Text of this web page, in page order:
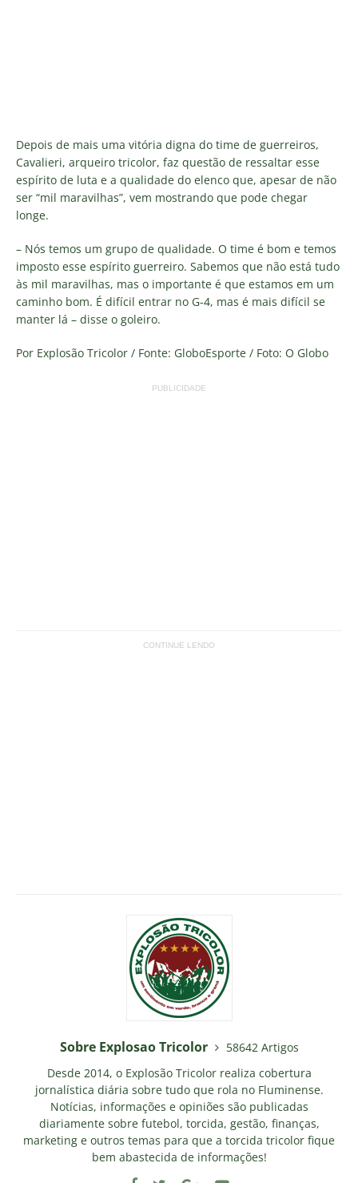
Depois de mais uma vitória digna do time de guerreiros,
Cavalieri, arqueiro tricolor, faz questão de ressaltar esse
espírito de luta e a qualidade do elenco que, apesar de não
ser “mil maravilhas”, vem mostrando que pode chegar
longe.
– Nós temos um grupo de qualidade. O time é bom e temos
imposto esse espírito guerreiro. Sabemos que não está tudo
às mil maravilhas, mas o importante é que estamos em um
caminho bom. É difícil entrar no G-4, mas é mais difícil se
manter lá – disse o goleiro.
Por Explosão Tricolor / Fonte: GloboEsporte / Foto: O Globo
PUBLICIDADE
CONTINUE LENDO
Sobre Explosao Tricolor
58642 Artigos
Desde 2014, o Explosão Tricolor realiza cobertura
jornalística diária sobre tudo que rola no Fluminense.
Notícias, informações e opiniões são publicadas
diariamente sobre futebol, torcida, gestão, finanças,
marketing e outros temas para que a torcida tricolor fique
bem abastecida de informações!